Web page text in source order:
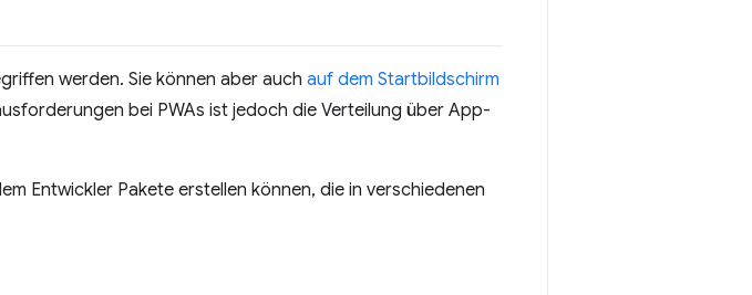
werden. Sie können aber auch auf dem Startbildschirm
bei PWAs ist jedoch die Verteilung über App-
Entwickler Pakete erstellen können, die in verschiedenen